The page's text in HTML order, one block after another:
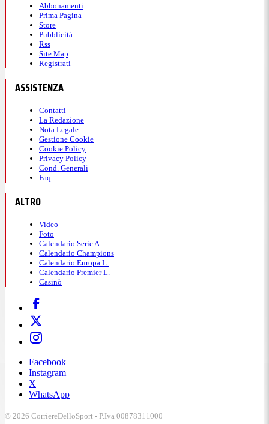
Abbonamenti
Prima Pagina
Store
Pubblicità
Rss
Site Map
Registrati
ASSISTENZA
Contatti
La Redazione
Nota Legale
Gestione Cookie
Cookie Policy
Privacy Policy
Cond. Generali
Faq
ALTRO
Video
Foto
Calendario Serie A
Calendario Champions
Calendario Europa L.
Calendario Premier L.
Casinò
Facebook
Instagram
X
WhatsApp
© 2026 CorriereDelloSport - P.Iva 00878311000